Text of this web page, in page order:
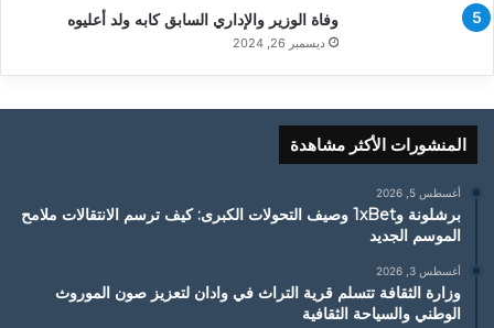
وفاة الوزير والإداري السابق كابه ولد أعليوه
ديسمبر 26, 2024
المنشورات الأكثر مشاهدة
أغسطس 5, 2026
برشلونة و1xBet وصيف التحولات الكبرى: كيف ترسم الانتقالات ملامح
الموسم الجديد
أغسطس 3, 2026
وزارة الثقافة تتسلم قرية التراث في وادان لتعزيز صون الموروث
الوطني والسياحة الثقافية